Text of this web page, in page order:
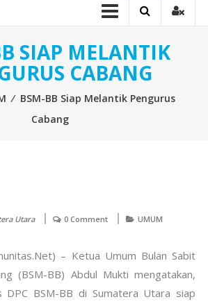
SIAP MELANTIK
CABANG
⁄ BSM-BB Siap Melantik Pengurus
Cabang
Utara 0 Comment UMUM
– Ketua Umum Bulan Sabit
(BSM-BB) Abdul Mukti mengatakan,
DPC BSM-BB di Sumatera Utara siap